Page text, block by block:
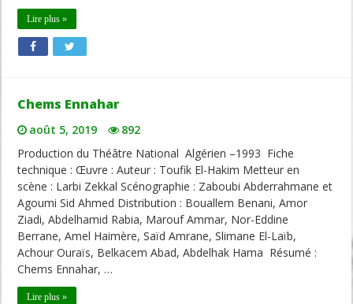
Lire plus »
Chems Ennahar
août 5, 2019
892
Production du Théâtre National Algérien –1993 Fiche
technique : Œuvre : Auteur : Toufik El-Hakim Metteur en
scène : Larbi Zekkal Scénographie : Zaboubi Abderrahmane et
Agoumi Sid Ahmed Distribution : Bouallem Benani, Amor
Ziadi, Abdelhamid Rabia, Marouf Ammar, Nor-Eddine
Berrane, Amel Haimère, Saïd Amrane, Slimane El-Laïb,
Achour Ouraïs, Belkacem Abad, Abdelhak Hama Résumé :
Chems Ennahar, …
Lire plus »